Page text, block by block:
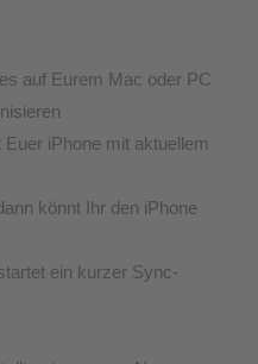
auf Eurem Mac oder PC
iPhone mit aktuellem
könnt Ihr den iPhone
ein kurzer Sync-